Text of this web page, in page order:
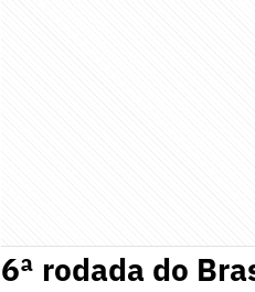
6ª rodada do